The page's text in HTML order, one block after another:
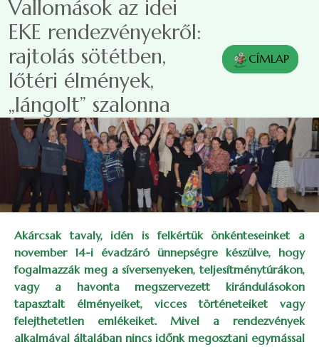
Ugrás a tartalomra
Vallomások az idei
EKE rendezvényekről:
rajtolás sötétben,
lőtéri élmények,
„lángolt” szalonna
CÍMLAP
Akárcsak tavaly, idén is felkértük önkénteseinket a
november 14-i évadzáró ünnepségre készülve, hogy
fogalmazzák meg a síversenyeken, teljesítménytúrákon,
vagy a havonta megszervezett kirándulásokon
tapasztalt élményeiket, vicces történeteiket vagy
felejthetetlen emlékeiket. Mivel a rendezvények
alkalmával általában nincs időnk megosztani egymással